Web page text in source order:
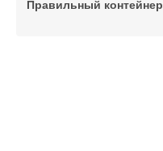
Правильный контейнер